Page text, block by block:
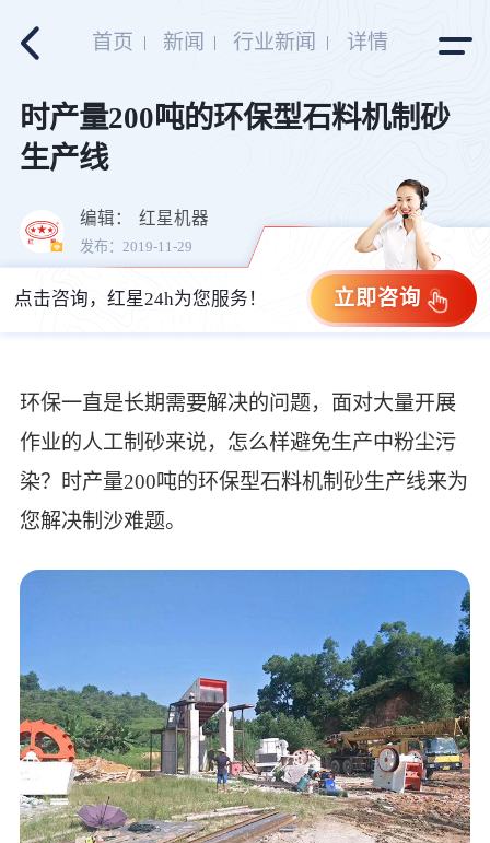
首页 新闻 行业新闻 详情
时产量200吨的环保型石料机制砂
生产线
编辑： 红星机器
发布：2019-11-29
立即咨询
点击咨询，红星24h为您服务！
环保一直是长期需要解决的问题，面对大量开展
作业的人工制砂来说，怎么样避免生产中粉尘污
染？时产量200吨的环保型石料机制砂生产线来为
您解决制沙难题。